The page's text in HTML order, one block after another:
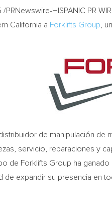
/PRNewswire-HISPANIC PR
California a Forklifts Group ,
de manipulación de
servicio, reparaciones y
de Forklifts Group ha
de expandir su presencia en